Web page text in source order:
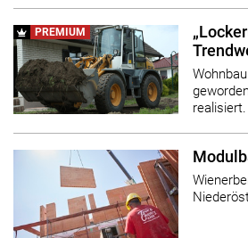
PREMIUM
realisiert.